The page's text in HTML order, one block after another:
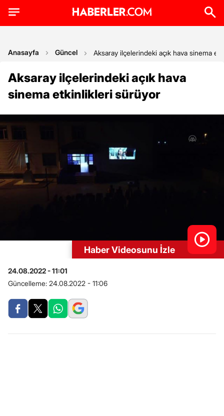
Anasayfa Güncel Aksaray ilçelerindeki açık hava sinema
Aksaray ilçelerindeki açık hava
sinema etkinlikleri sürüyor
Haber Videosunu İzle
24.08.2022 - 11:01
Güncelleme: 24.08.2022 - 11:06